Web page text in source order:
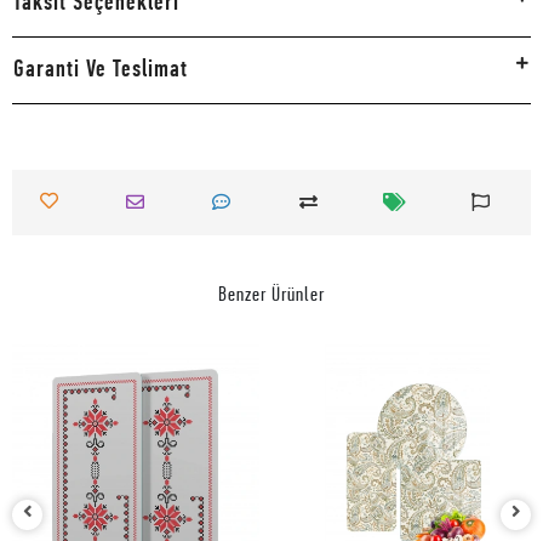
Garanti Ve Teslimat
Benzer Ürünler